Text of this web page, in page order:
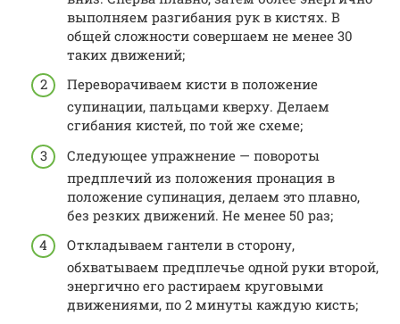
выполняем разгибания рук в кистях. В
общей сложности совершаем не менее 30
таких движений;
Переворачиваем кисти в положение
супинации, пальцами кверху. Делаем
сгибания кистей, по той же схеме;
Следующее упражнение — повороты
предплечий из положения пронация в
положение супинация, делаем это плавно,
без резких движений. Не менее 50 раз;
Откладываем гантели в сторону,
обхватываем предплечье одной руки второй,
энергично его растираем круговыми
движениями, по 2 минуты каждую кисть;